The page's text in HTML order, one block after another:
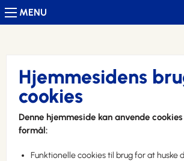
MENU
Hjemmesidens
cookies
Denne hjemmeside kan anvende
formål:
Funktionelle cookies til brug for at huske